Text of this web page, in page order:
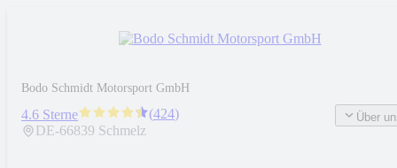
Bodo Schmidt Motorsport GmbH
4.6 Sterne (424)
DE-66839 Schmelz
Über